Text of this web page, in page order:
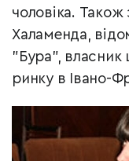
чоловіка. Також
Халаменда,
"Бура", власник
ринку в Івано-